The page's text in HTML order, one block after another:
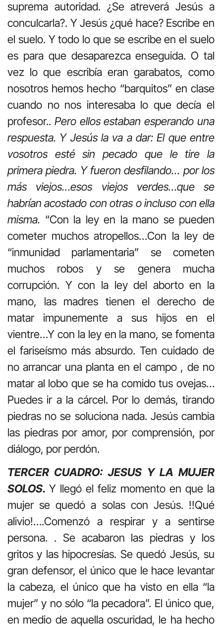
suprema autoridad. ¿Se atreverá Jesús a
conculcarla?. Y Jesús ¿qué hace? Escribe en
el suelo. Y todo lo que se escribe en el suelo
es para que desaparezca enseguida. O tal
vez lo que escribía eran garabatos, como
nosotros hemos hecho “barquitos” en clase
cuando no nos interesaba lo que decía el
profesor.. Pero ellos estaban esperando una
respuesta. Y Jesús la va a dar: El que entre
vosotros esté sin pecado que le tire la
primera piedra. Y fueron desfilando… por los
más viejos…esos viejos verdes…que se
habrían acostado con otras o incluso con ella
misma. “Con la ley en la mano se pueden
cometer muchos atropellos…Con la ley de
“inmunidad parlamentaria” se cometen
muchos robos y se genera mucha
corrupción. Y con la ley del aborto en la
mano, las madres tienen el derecho de
matar impunemente a sus hijos en el
vientre…Y con la ley en la mano, se fomenta
el fariseísmo más absurdo. Ten cuidado de
no arrancar una planta en el campo , de no
matar al lobo que se ha comido tus ovejas…
Puedes ir a la cárcel. Por lo demás, tirando
piedras no se soluciona nada. Jesús cambia
las piedras por amor, por comprensión, por
diálogo, por perdón.
TERCER CUADRO: JESUS Y LA MUJER
SOLOS. Y llegó el feliz momento en que la
mujer se quedó a solas con Jesús. !!Qué
alivio!….Comenzó a respirar y a sentirse
persona. . Se acabaron las piedras y los
gritos y las hipocresías. Se quedó Jesús, su
gran defensor, el único que le hace levantar
la cabeza, el único que ha visto en ella “la
mujer” y no sólo “la pecadora”. El único que,
en medio de aquella oscuridad, le ha hecho